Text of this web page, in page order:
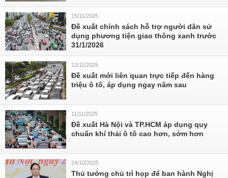
15/11/2025
Đề xuất chính sách hỗ trợ người dân sử
dụng phương tiện giao thông xanh trước
31/1/2026
12/11/2025
Đề xuất mới liên quan trực tiếp đến hàng
triệu ô tô, áp dụng ngay năm sau
11/11/2025
Đề xuất Hà Nội và TP.HCM áp dụng quy
chuẩn khí thải ô tô cao hơn, sớm hơn
24/10/2025
Thủ tướng chủ trì họp để ban hành Nghị